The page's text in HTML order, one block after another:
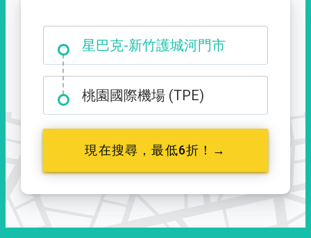
大霸尖山登山口
桃園國際機場 (TPE)
現在搜尋，最低6折！→